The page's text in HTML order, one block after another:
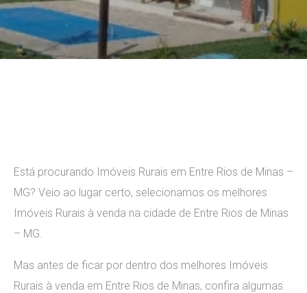
Está procurando Imóveis Rurais em Entre Rios de Minas –
MG? Veio ao lugar certo, selecionamos os melhores
Imóveis Rurais à venda na cidade de Entre Rios de Minas
– MG.
Mas antes de ficar por dentro dos melhores Imóveis
Rurais à venda em Entre Rios de Minas, confira algumas